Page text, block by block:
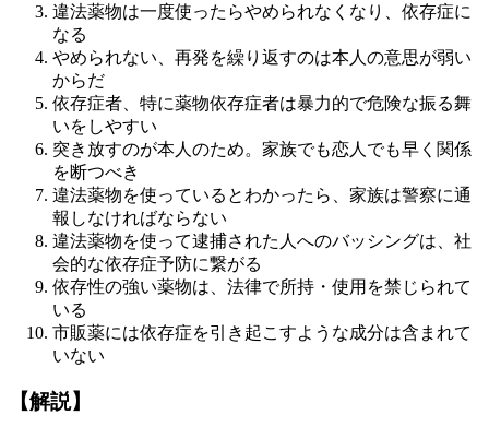
違法薬物は一度使ったらやめられなくなり、依存症に
なる
やめられない、再発を繰り返すのは本人の意思が弱い
からだ
依存症者、特に薬物依存症者は暴力的で危険な振る舞
いをしやすい
突き放すのが本人のため。家族でも恋人でも早く関係
を断つべき
違法薬物を使っているとわかったら、家族は警察に通
報しなければならない
違法薬物を使って逮捕された人へのバッシングは、社
会的な依存症予防に繋がる
依存性の強い薬物は、法律で所持・使用を禁じられて
いる
市販薬には依存症を引き起こすような成分は含まれて
いない
【解説】